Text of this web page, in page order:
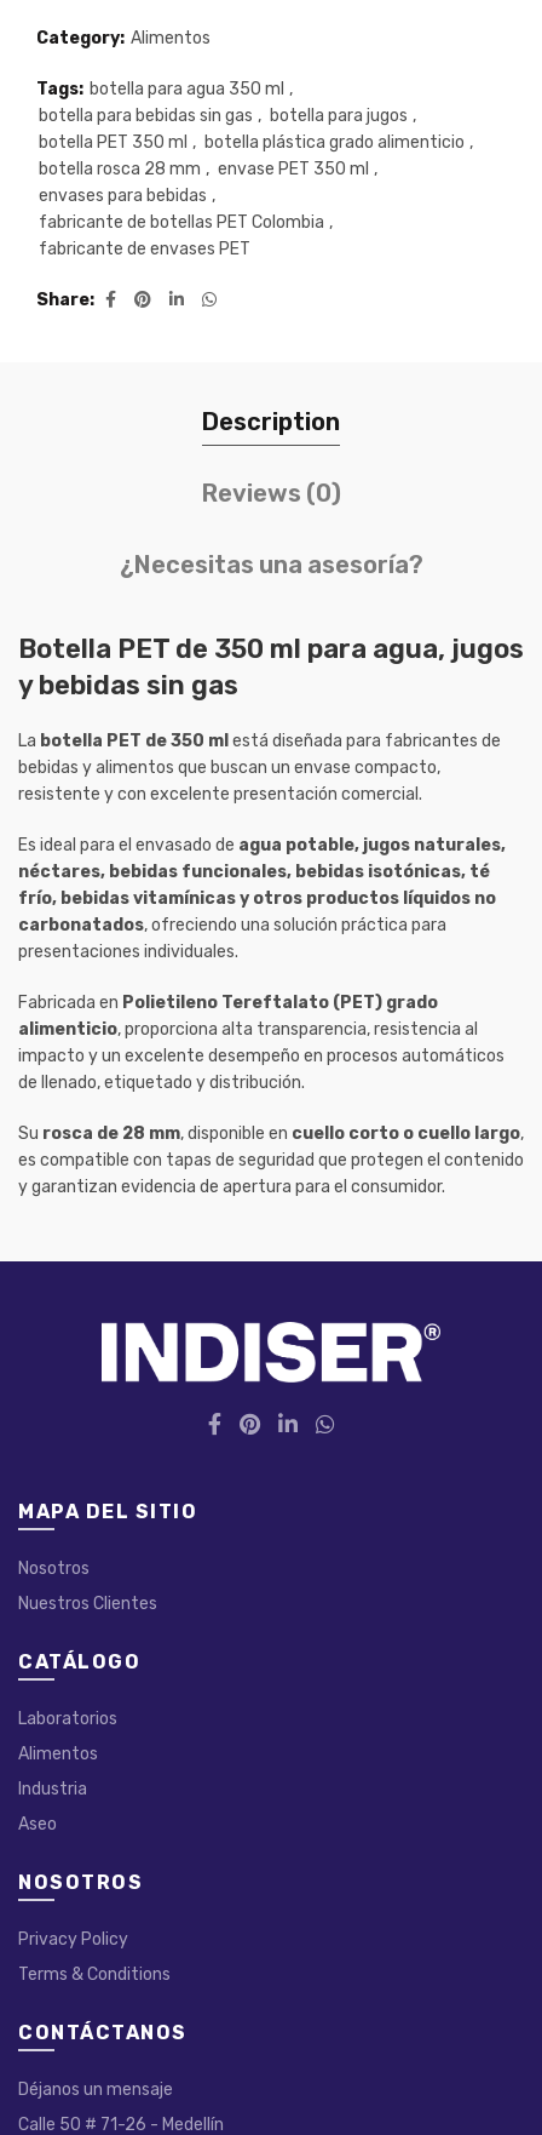
Category: Alimentos
Tags: botella para agua 350 ml ,
botella para bebidas sin gas , botella para jugos ,
botella PET 350 ml , botella plástica grado alimenticio ,
botella rosca 28 mm , envase PET 350 ml ,
envases para bebidas ,
fabricante de botellas PET Colombia ,
fabricante de envases PET
Share
Description
Reviews (0)
¿Necesitas una asesoría?
Botella PET de 350 ml para agua, jugos
y bebidas sin gas
La botella PET de 350 ml está diseñada para fabricantes de
bebidas y alimentos que buscan un envase compacto,
resistente y con excelente presentación comercial.
Es ideal para el envasado de agua potable, jugos naturales,
néctares, bebidas funcionales, bebidas isotónicas, té
frío, bebidas vitamínicas y otros productos líquidos no
carbonatados, ofreciendo una solución práctica para
presentaciones individuales.
Fabricada en Polietileno Tereftalato (PET) grado
alimenticio, proporciona alta transparencia, resistencia al
impacto y un excelente desempeño en procesos automáticos
de llenado, etiquetado y distribución.
Su rosca de 28 mm, disponible en cuello corto o cuello largo,
es compatible con tapas de seguridad que protegen el contenido
y garantizan evidencia de apertura para el consumidor.
MAPA DEL SITIO
Nosotros
Nuestros Clientes
CATÁLOGO
Laboratorios
Alimentos
Industria
Aseo
NOSOTROS
Privacy Policy
Terms & Conditions
CONTÁCTANOS
Déjanos un mensaje
Calle 50 # 71-26 - Medellín